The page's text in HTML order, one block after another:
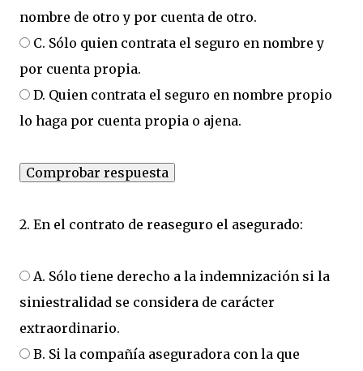
nombre de otro y por cuenta de otro.
C. Sólo quien contrata el seguro en nombre y
por cuenta propia.
D. Quien contrata el seguro en nombre propio
lo haga por cuenta propia o ajena.
2. En el contrato de reaseguro el asegurado:
A. Sólo tiene derecho a la indemnización si la
siniestralidad se considera de carácter
extraordinario.
B. Si la compañía aseguradora con la que